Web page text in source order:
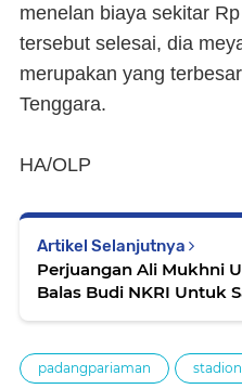
menelan biaya sekitar
tersebut selesai, dia
merupakan yang
Tenggara.
HA/OLP
Artikel Selanjutnya
Perjuangan Ali Mukhni
Balas Budi NKRI Untuk
padangpariaman